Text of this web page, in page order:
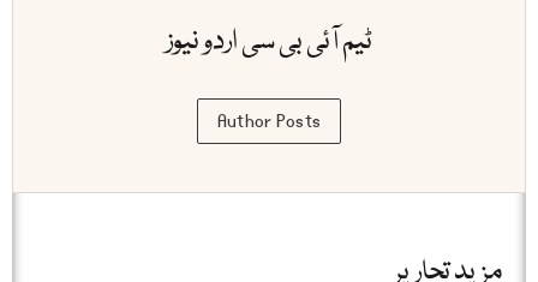
ٹیم آئی بی سی اردو نیوز
Author Posts
مزید تحاریر